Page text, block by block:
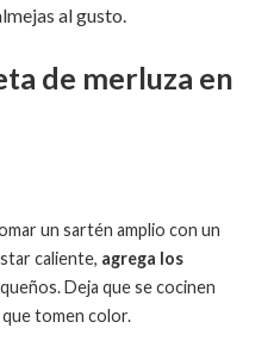
al gusto.
de merluza en
un sartén amplio con un
caliente, agrega los
Deja que se cocinen
tomen color.